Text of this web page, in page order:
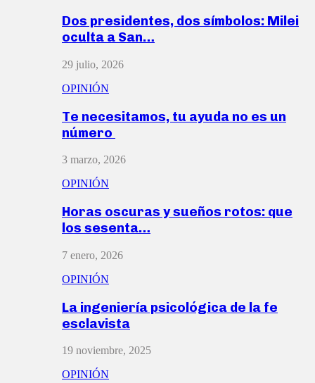
Dos presidentes, dos símbolos: Milei
oculta a San…
29 julio, 2026
OPINIÓN
Te necesitamos, tu ayuda no es un
número
3 marzo, 2026
OPINIÓN
Horas oscuras y sueños rotos: que
los sesenta…
7 enero, 2026
OPINIÓN
La ingeniería psicológica de la fe
esclavista
19 noviembre, 2025
OPINIÓN